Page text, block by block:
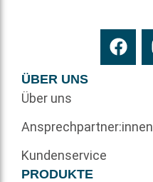
ÜBER UNS
Über uns
Ansprechpartner:innen
Kundenservice
PRODUKTE